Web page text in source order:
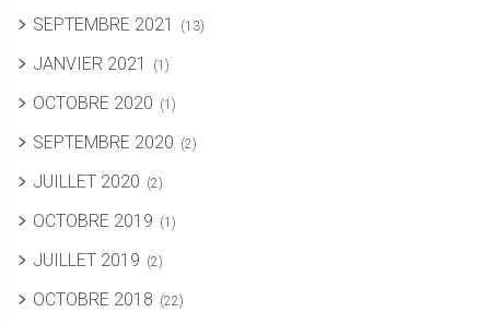
SEPTEMBRE 2021 (13)
JANVIER 2021 (1)
OCTOBRE 2020 (1)
SEPTEMBRE 2020 (2)
JUILLET 2020 (2)
OCTOBRE 2019 (1)
JUILLET 2019 (2)
OCTOBRE 2018 (22)